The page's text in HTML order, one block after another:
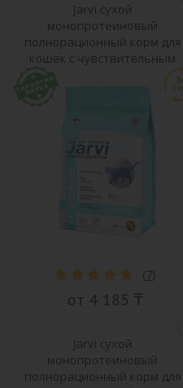
Jarvi сухой
монопротеиновый
полнорационный корм для
кошек с чувствительным
( 7)
от 4 185 ₸
Jarvi сухой
монопротеиновый
полнорационный корм для